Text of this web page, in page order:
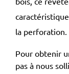
la perforation.
Pour obtenir
pas à nous